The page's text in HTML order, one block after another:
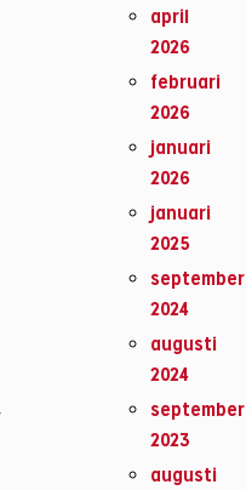
april
2026
februari
2026
januari
2026
januari
2025
september
2024
augusti
2024
september
2023
augusti